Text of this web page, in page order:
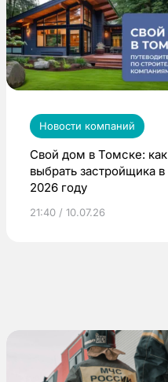
Новости компаний
Свой дом в Томске: как
выбрать застройщика в
2026 году
21:40 / 10.07.26